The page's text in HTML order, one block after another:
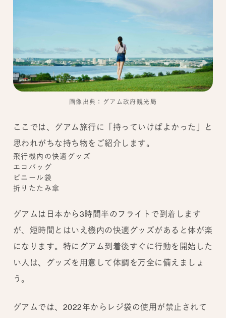
画像出典：グアム政府観光局
ここでは、グアム旅行に「持っていけばよかった」と
思われがちな持ち物をご紹介します。
飛行機内の快適グッズ
エコバッグ
ビニール袋
折りたたみ傘
グアムは日本から3時間半のフライトで到着します
が、短時間とはいえ機内の快適グッズがあると体が楽
になります。特にグアム到着後すぐに行動を開始した
い人は、グッズを用意して体調を万全に備えましょ
う。
グアムでは、2022年からレジ袋の使用が禁止されて